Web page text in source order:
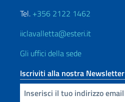
Tel. +356 2122 1462
iiclavalletta@esteri.it
Gli uffici della sede
Iscriviti alla nostra Newsletter
Inserisci la tua email